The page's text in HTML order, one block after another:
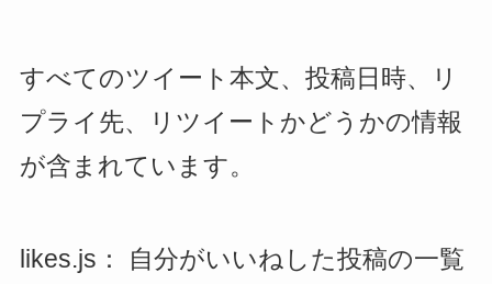
すべてのツイート本文、投稿日時、リ
プライ先、リツイートかどうかの情報
が含まれています。
likes.js： 自分がいいねした投稿の一覧